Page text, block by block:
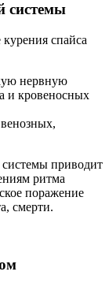
системы
спайса
нервную
и кровеносных
приводит
ритма
поражение
смерти.